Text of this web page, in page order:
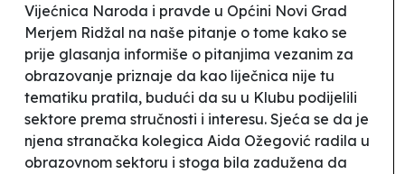
Vijećnica Naroda i pravde u Općini Novi Grad
Merjem Ridžal na naše pitanje o tome kako se
prije glasanja informiše o pitanjima vezanim za
obrazovanje priznaje da kao liječnica nije tu
tematiku pratila, budući da su u Klubu podijelili
sektore prema stručnosti i interesu. Sjeća se da je
njena stranačka kolegica Aida Ožegović radila u
obrazovnom sektoru i stoga bila zadužena da